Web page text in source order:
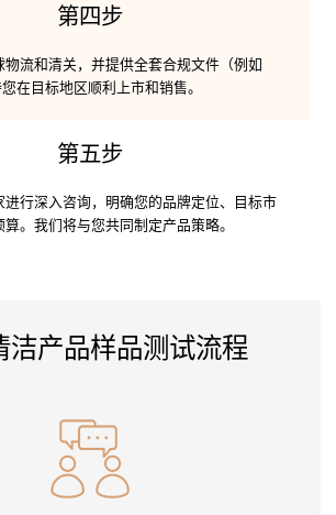
第四步
物流和清关，并提供全套合规文件（例如
在目标地区顺利上市和销售。
第五步
进行深入咨询，明确您的品牌定位、目标市
。我们将与您共同制定产品策略。
洁产品样品测试流程